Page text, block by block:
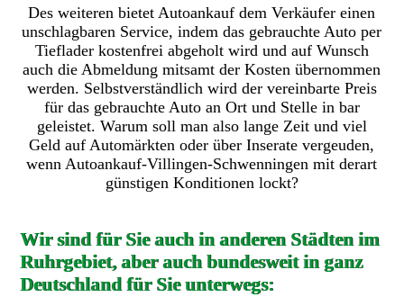
Des weiteren bietet Autoankauf dem Verkäufer einen
unschlagbaren Service, indem das gebrauchte Auto per
Tieflader kostenfrei abgeholt wird und auf Wunsch
auch die Abmeldung mitsamt der Kosten übernommen
werden. Selbstverständlich wird der vereinbarte Preis
für das gebrauchte Auto an Ort und Stelle in bar
geleistet. Warum soll man also lange Zeit und viel
Geld auf Automärkten oder über Inserate vergeuden,
wenn Autoankauf-Villingen-Schwenningen mit derart
günstigen Konditionen lockt?
Wir sind für Sie auch in anderen Städten im
Ruhrgebiet, aber auch bundesweit in ganz
Deutschland für Sie unterwegs: